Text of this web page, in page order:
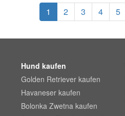
1 2 3 4 5
Hund kaufen
Golden Retriever kaufen
Havaneser kaufen
Bolonka Zwetna kaufen